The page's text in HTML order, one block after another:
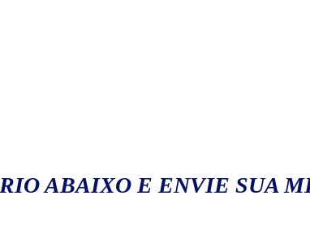
ABAIXO E ENVIE SUA